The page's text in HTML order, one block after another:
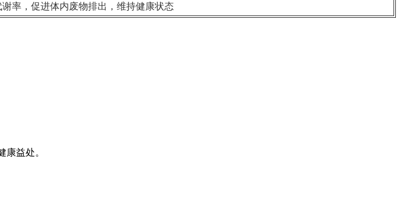
率，促进体内废物排出，维持健康状态
益处。